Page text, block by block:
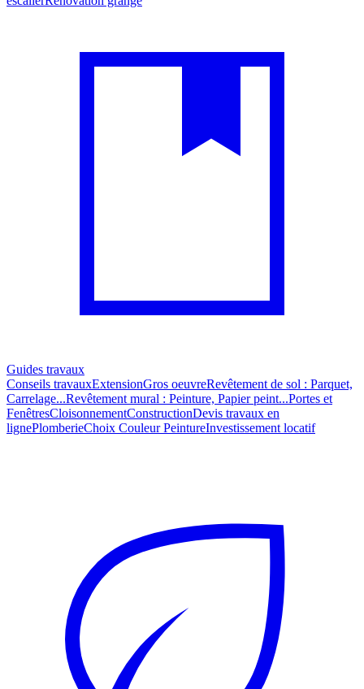
Guides travaux
Conseils travauxExtensionGros oeuvreRevêtement de sol : Parquet,
Carrelage...Revêtement mural : Peinture, Papier peint...Portes et
FenêtresCloisonnementConstructionDevis travaux en
lignePlomberieChoix Couleur PeintureInvestissement locatif